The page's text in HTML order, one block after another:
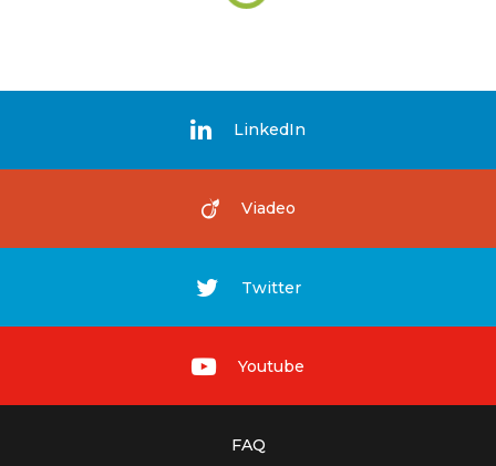
LinkedIn
Viadeo
Twitter
Youtube
FAQ